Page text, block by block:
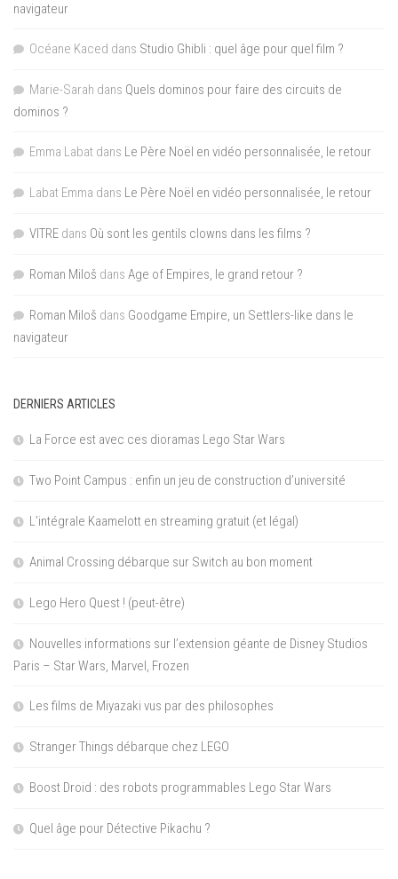
navigateur
Océane Kaced dans Studio Ghibli : quel âge pour quel film ?
Marie-Sarah dans Quels dominos pour faire des circuits de
dominos ?
Emma Labat dans Le Père Noël en vidéo personnalisée, le retour
Labat Emma dans Le Père Noël en vidéo personnalisée, le retour
VITRE dans Où sont les gentils clowns dans les films ?
Roman Miloš dans Age of Empires, le grand retour ?
Roman Miloš dans Goodgame Empire, un Settlers-like dans le
navigateur
DERNIERS ARTICLES
La Force est avec ces dioramas Lego Star Wars
Two Point Campus : enfin un jeu de construction d’université
L’intégrale Kaamelott en streaming gratuit (et légal)
Animal Crossing débarque sur Switch au bon moment
Lego Hero Quest ! (peut-être)
Nouvelles informations sur l’extension géante de Disney Studios
Paris – Star Wars, Marvel, Frozen
Les films de Miyazaki vus par des philosophes
Stranger Things débarque chez LEGO
Boost Droid : des robots programmables Lego Star Wars
Quel âge pour Détective Pikachu ?